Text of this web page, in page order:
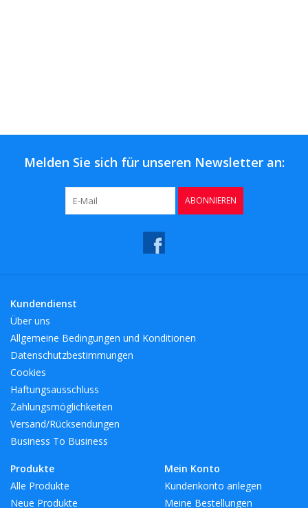
Melden Sie sich für unseren Newsletter an:
ABONNIEREN
Kundendienst
Über uns
Allgemeine Bedingungen und Konditionen
Datenschutzbestimmungen
Cookies
Haftungsausschluss
Zahlungsmöglichkeiten
Versand/Rücksendungen
Business To Business
Produkte
Alle Produkte
Neue Produkte
Mein Konto
Kundenkonto anlegen
Meine Bestellungen